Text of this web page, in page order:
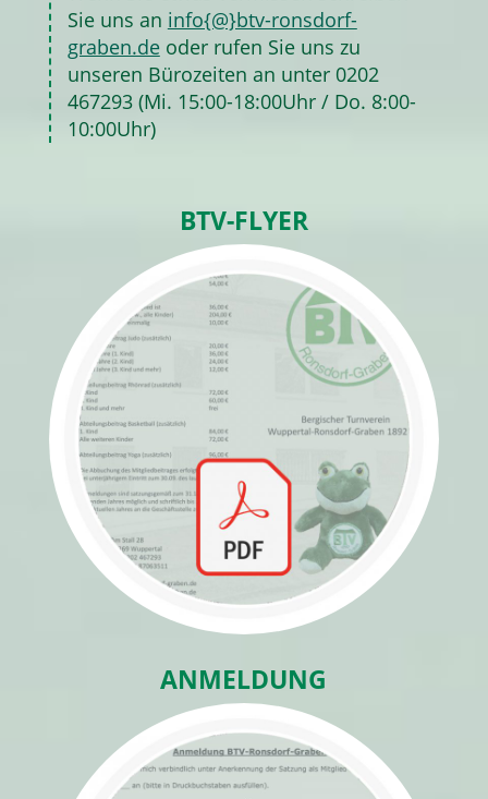
Sie uns an info{@}btv-ronsdorf-
graben.deoder rufen Sie uns zu
unseren Bürozeiten an unter 0202
467293 (Mi. 15:00-18:00Uhr / Do. 8:00-
10:00Uhr)
BTV-FLYER
ANMELDUNG